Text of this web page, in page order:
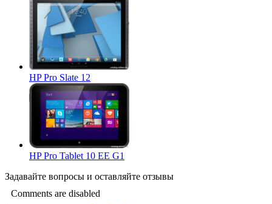
HP Pro Slate 12
HP Pro Tablet 10 EE G1
Задавайте вопросы и оставляйте отзывы
Comments are disabled